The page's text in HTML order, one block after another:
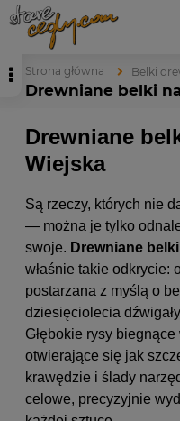
Strona główna Belki
Drewniane belki
Drewniane
Wiejska
Są rzeczy, których nie
— można je tylko
swoje. Drewniane
właśnie takie odkrycie:
postarzana z myślą o
dziesięciolecia
Głębokie rysy biegnące
otwierające się jak
krawędzie i ślady
celowe, precyzyjnie